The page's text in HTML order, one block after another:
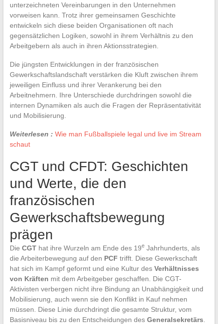
unterzeichneten Vereinbarungen in den Unternehmen
vorweisen kann. Trotz ihrer gemeinsamen Geschichte
entwickeln sich diese beiden Organisationen oft nach
gegensätzlichen Logiken, sowohl in ihrem Verhältnis zu den
Arbeitgebern als auch in ihren Aktionsstrategien.
Die jüngsten Entwicklungen in der französischen
Gewerkschaftslandschaft verstärken die Kluft zwischen ihrem
jeweiligen Einfluss und ihrer Verankerung bei den
Arbeitnehmern. Ihre Unterschiede durchdringen sowohl die
internen Dynamiken als auch die Fragen der Repräsentativität
und Mobilisierung.
Weiterlesen : Wie man Fußballspiele legal und live im Stream
schaut
CGT und CFDT: Geschichten
und Werte, die den
französischen
Gewerkschaftsbewegung
prägen
Die CGThat ihre Wurzeln am Ende des 19eJahrhunderts, als
die Arbeiterbewegung auf den PCF trifft. Diese Gewerkschaft
hat sich im Kampf geformt und eine Kultur des Verhältnisses
von Kräften mit dem Arbeitgeber geschaffen. Die CGT-
Aktivisten verbergen nicht ihre Bindung an Unabhängigkeit und
Mobilisierung, auch wenn sie den Konflikt in Kauf nehmen
müssen. Diese Linie durchdringt die gesamte Struktur, vom
Basisniveau bis zu den Entscheidungen des Generalsekretärs